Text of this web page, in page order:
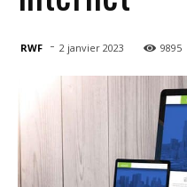
RWF - 2 janvier 2023 9895